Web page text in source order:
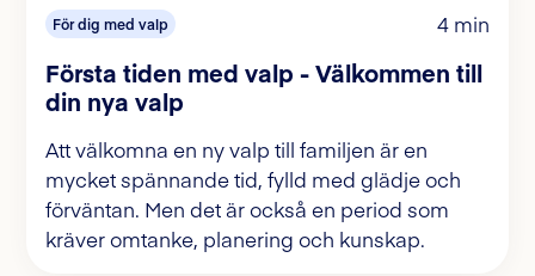
För dig med valp 4 min
Första tiden med valp - Välkommen till
din nya valp
Att välkomna en ny valp till familjen är en
mycket spännande tid, fylld med glädje och
förväntan. Men det är också en period som
kräver omtanke, planering och kunskap.